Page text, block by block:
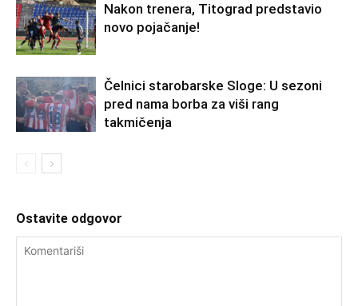
Nakon trenera, Titograd predstavio
novo pojačanje!
Čelnici starobarske Sloge: U sezoni
pred nama borba za viši rang
takmičenja
Ostavite odgovor